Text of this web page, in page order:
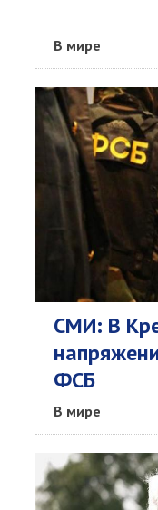
В мире
СМИ: В
ФСБ
В мире